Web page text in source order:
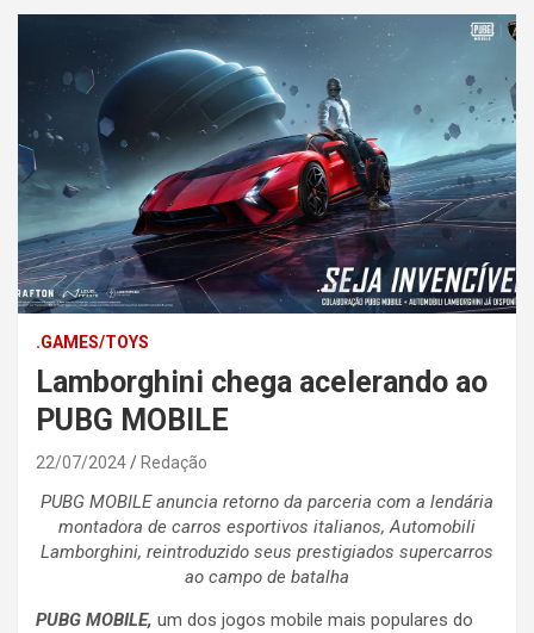
.GAMES/TOYS
Lamborghini chega acelerando ao
PUBG MOBILE
22/07/2024 Redação
PUBG MOBILE anuncia retorno da parceria com a lendária
montadora de carros esportivos italianos, Automobili
Lamborghini, reintroduzido seus prestigiados supercarros
ao campo de batalha
PUBG MOBILE, um dos jogos mobile mais populares do